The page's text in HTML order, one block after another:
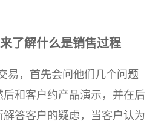
了解什么是销售过程
易，首先会问他们几个问题
和客户约产品演示，并在后
答客户的疑虑，当客户认为